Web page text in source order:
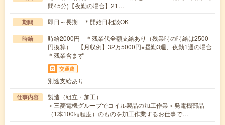
間45分)【夜勤の場合】21…
期間 即日～長期 ＊開始日相談OK
時給
時給2000円 ＊残業代全額支給あり（残業時の時給は2500
円換算） 【月収例】32万5000円※昼勤3週、夜勤1週の場合
＊残業含まず
交通費
別途支給あり
仕事内容
製造（組立・加工）
＜三菱電機グループでコイル製品の加工作業＞発電機部品
（1本100㎏程度）のものを加工作業するお仕事で…